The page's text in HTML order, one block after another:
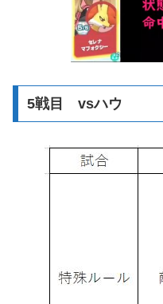
5戦目 vsハウ